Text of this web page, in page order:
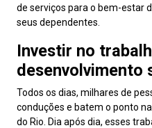
de serviços para o bem-estar
seus dependentes.
Investir no
desenvolvimento
Todos os dias, milhares de
conduções e batem o ponto
do Rio. Dia após dia, esses